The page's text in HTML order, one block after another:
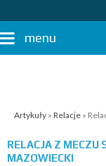
menu
Artykuły » Relacje »
RELACJA Z MECZU
MAZOWIECKI